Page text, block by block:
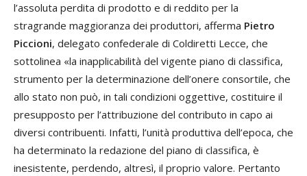
l’assoluta perdita di prodotto e di reddito per la
stragrande maggioranza dei produttori, afferma Pietro
Piccioni, delegato confederale di Coldiretti Lecce, che
sottolinea «la inapplicabilità del vigente piano di classifica,
strumento per la determinazione dell’onere consortile, che
allo stato non può, in tali condizioni oggettive, costituire il
presupposto per l’attribuzione del contributo in capo ai
diversi contribuenti. Infatti, l’unità produttiva dell’epoca, che
ha determinato la redazione del piano di classifica, è
inesistente, perdendo, altresì, il proprio valore. Pertanto